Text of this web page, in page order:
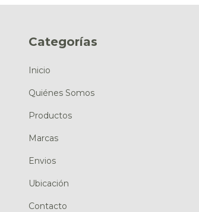
Categorías
Inicio
Quiénes Somos
Productos
Marcas
Envios
Ubicación
Contacto